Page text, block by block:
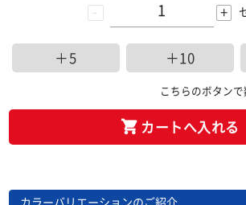
- +
＋5 ＋10
こちらのボタンで
カートへ入れる